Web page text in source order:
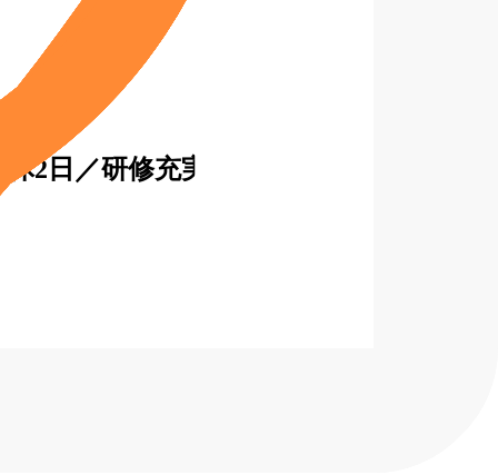
2日／研修充実